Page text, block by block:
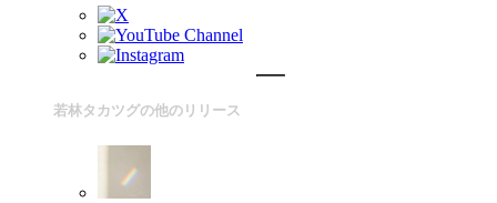
若林タカツグの他のリリース